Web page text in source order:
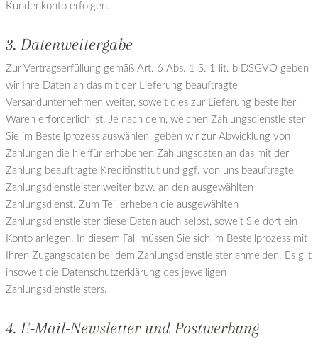
Kundenkonto erfolgen.
3. Datenweitergabe
Zur Vertragserfüllung gemäß Art. 6 Abs. 1 S. 1 lit. b DSGVO geben
wir Ihre Daten an das mit der Lieferung beauftragte
Versandunternehmen weiter, soweit dies zur Lieferung bestellter
Waren erforderlich ist. Je nach dem, welchen Zahlungsdienstleister
Sie im Bestellprozess auswählen, geben wir zur Abwicklung von
Zahlungen die hierfür erhobenen Zahlungsdaten an das mit der
Zahlung beauftragte Kreditinstitut und ggf. von uns beauftragte
Zahlungsdienstleister weiter bzw. an den ausgewählten
Zahlungsdienst. Zum Teil erheben die ausgewählten
Zahlungsdienstleister diese Daten auch selbst, soweit Sie dort ein
Konto anlegen. In diesem Fall müssen Sie sich im Bestellprozess mit
Ihren Zugangsdaten bei dem Zahlungsdienstleister anmelden. Es gilt
insoweit die Datenschutzerklärung des jeweiligen
Zahlungsdienstleisters.
4. E-Mail-Newsletter und Postwerbung